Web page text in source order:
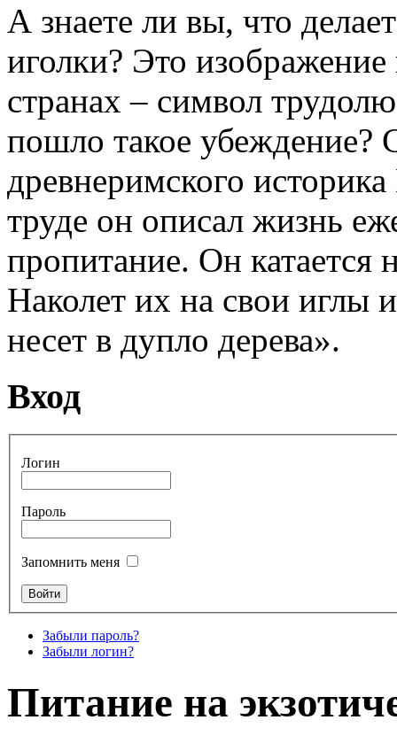
А знаете ли вы, что
иголки? Это
странах – символ
пошло такое убеждение?
древнеримского
труде он описал жизнь
пропитание. Он катается
Наколет их на свои иглы
несет в дупло дерева».
Вход
Логин
Пароль
Запомнить меня
Забыли пароль?
Забыли логин?
Питание на